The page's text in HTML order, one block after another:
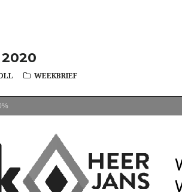
2020
WEEKBRIEF